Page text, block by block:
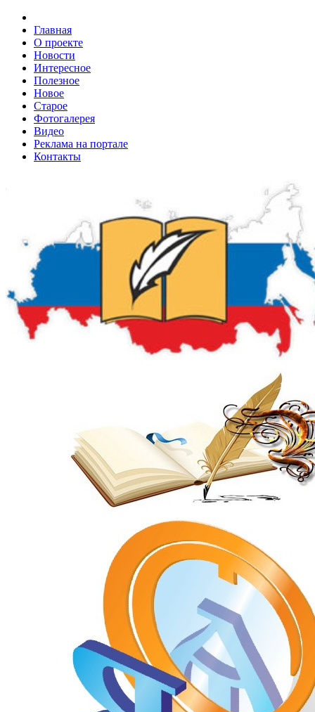
Главная
О проекте
Новости
Интересное
Полезное
Новое
Старое
Фотогалерея
Видео
Реклама на портале
Контакты